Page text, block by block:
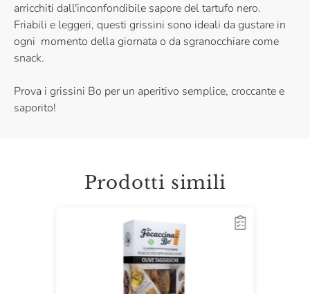
arricchiti dall'inconfondibile sapore del tartufo nero.
Friabili e leggeri, questi grissini sono ideali da gustare in
ogni momento della giornata o da sgranocchiare come
snack.
Prova i grissini Bo per un aperitivo semplice, croccante e
saporito!
Prodotti simili